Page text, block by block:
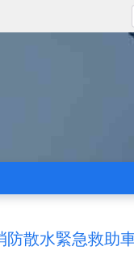
防散水緊急救助